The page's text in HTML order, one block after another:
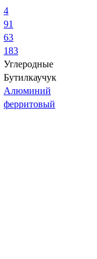
4
91
63
183
Углеродные
Бутилкаучук
Алюминий
ферритовый